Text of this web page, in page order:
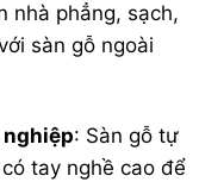
nhà phẳng, sạch,
sàn gỗ ngoài
: Sàn gỗ tự
tay nghề cao để